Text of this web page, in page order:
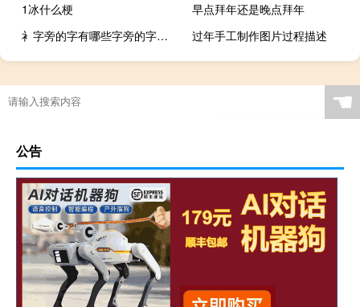
1冰什么梗
早点拜年还是晚点拜年
衤字旁的字有哪些字旁的字（衣字旁的字有哪些字）
过年手工制作图片过程描述
☚
公告